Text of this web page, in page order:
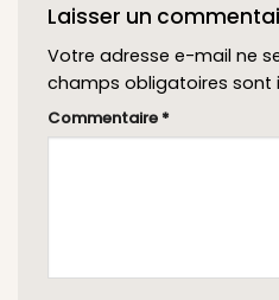
Laisser un
Votre adresse e-mail ne
champs obligatoires sont
Commentaire *